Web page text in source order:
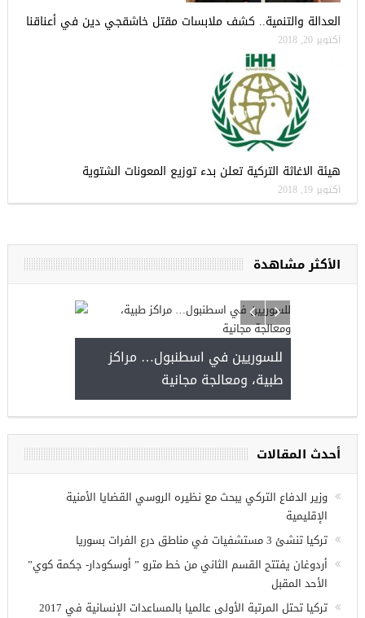
العدالة والتنمية.. كشف ملابسات مقتل خاشقجي دين في أعناقنا
أكتوبر 20, 2018
هيئة الاغاثة التركية تعلن بدء توزيع المعونات الشتوية
أكتوبر 19, 2018
الأكثر مشاهدة
للسوريين في اسطنبول… مراكز
طبية، ومعالجة مجانية
عمل للسوريين في
وزير الدفاع التركي يبحث مع نظيره الروسي القضايا الأمنية
الإقليمية
تركيا تنشئ 3 مستشفيات في مناطق درع الفرات بسوريا
أردوغان يفتتح القسم الثاني من خط مترو ” أوسكودار- جكمة كوي”
الأحد المقبل